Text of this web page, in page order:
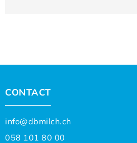
CONTACT
info@dbmilch.ch
058 101 80 00